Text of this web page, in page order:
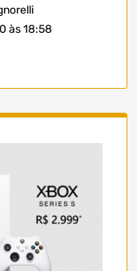
às 18:58